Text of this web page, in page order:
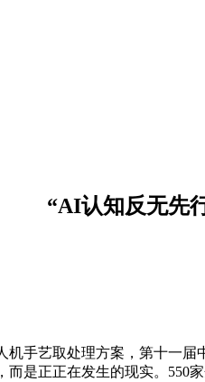
“AI认知反无先
艺取处理方案，第十一届
是正正在发生的现实。550